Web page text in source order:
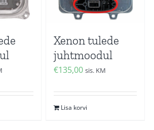
Xenon tulede
juhtmoodul
€135,00 sis. KM
Lisa korvi